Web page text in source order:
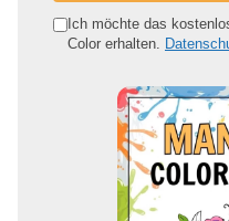
e Ich möchte das
Color erhalten.